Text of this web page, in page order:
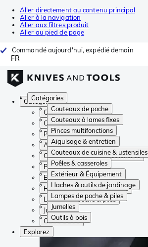
Aller directement au contenu principal
Aller à la navigation
Aller aux filtres produit
Aller au pied de page
Commandé aujourd'hui, expédié demain
FR
Catégories
Couteaux de poche
Couteaux à lames fixes
Pinces multifonctions
Aiguisage & entretien
Couteaux de cuisine & ustensiles
Poêles & casseroles
Extérieur & Équipement
Haches & outils de jardinage
Lampes de poche & piles
Jumelles
Outils à bois
Catégories
Couteaux de poche
Couteaux à lames fixes
Pinces multifonctions
Aiguisage & entretien
Couteaux de cuisine & ustensiles
Poêles & casseroles
Extérieur & Équipement
Haches & outils de jardinage
Lampes de poche & piles
Jumelles
Outils à bois
Explorez